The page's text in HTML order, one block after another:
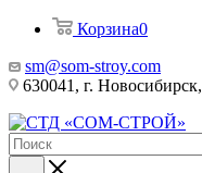
Корзина0
sm@som-stroy.com
630041, г.